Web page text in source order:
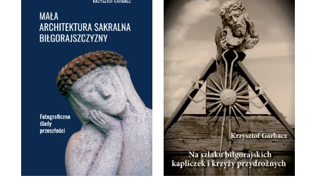
najnowszych